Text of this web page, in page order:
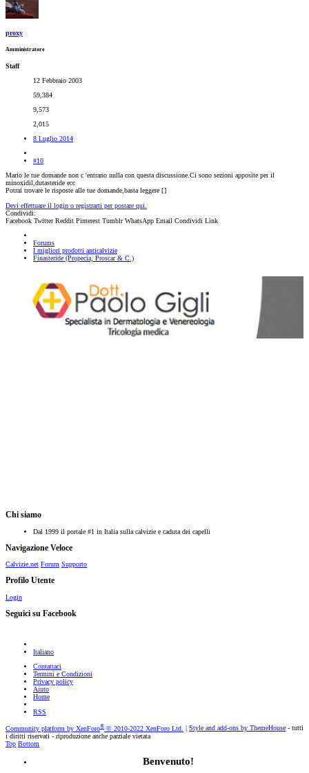
proxy
Amministratore
Staff
12 Febbraio 2003
59,384
9,573
2,015
8 Luglio 2014
#10
Mario le tue domande non c 'entrano nulla con questa discussione.Ci sono sezioni apposite per il
minoxidil,dutasteride ecc
Potrai trovare le risposte alle tue domande,basta leggere []
Devi effettuare il login o registrarti per postare qui.
Condividi:
Facebook Twitter Reddit Pinterest Tumblr WhatsApp Email Condividi Link
Forums
I migliori prodotti anticalvizie
Finasteride (Propecia, Proscar & C.)
Chi siamo
Dal 1999 il portale #1 in Italia sulla calvizie e caduta dei capelli
Navigazione Veloce
Calvizie.net Forum Supporto
Profilo Utente
Login
Seguici su Facebook
Italiano
Contattaci
Termini e Condizioni
Privacy policy
Aiuto
Home
RSS
Community platform by XenForo® © 2010-2022 XenForo Ltd. Style and add-ons by ThemeHouse - tutti
i diritti riservati - riproduzione anche parziale vietata
Top Bottom
Benvenuto!